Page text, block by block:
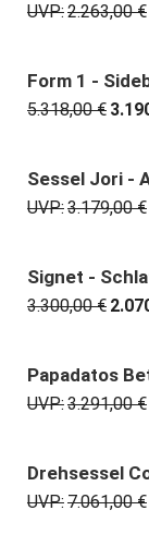
UVP:2.263,00€
40% günstiger
Form 1 -
5.318,00€
38% günstiger
Sessel Jori -
UVP:3.179,00€
37% günstiger
Signet -
3.300,00€
21% günstiger
Papadatos
UVP:3.291,00€
34% günstiger
Drehsessel
UVP:7.061,00€